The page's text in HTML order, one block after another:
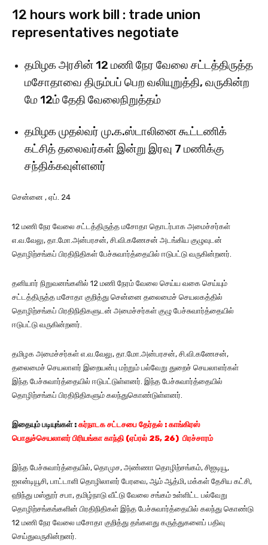
12 hours work bill : trade union
representatives negotiate
தமிழக அரசின் 12 மணி நேர வேலை சட்டத்திருத்த
மசோதாவை திரும்பப் பெற வலியுறுத்தி, வருகின்ற
மே 12ம் தேதி வேலைநிறுத்தம்
தமிழக முதல்வர் மு.க.ஸ்டாலினை கூட்டணிக்
கட்சித் தலைவர்கள் இன்று இரவு 7 மணிக்கு
சந்திக்கவுள்ளனர்
சென்னை , ஏப். 24
12 மணி நேர வேலை சட்டத்திருத்த மசோதா தொடர்பாக அமைச்சர்கள்
எ.வ.வேலு, தா.மோ.அன்பரசன், சி.வி.கணேசன் அடங்கிய குழுவுடன்
தொழிற்சங்கப் பிரதிநிதிகள் பேச்சுவார்த்தையில் ஈடுபட்டு வருகின்றனர்.
தனியார் நிறுவனங்களில் 12 மணி நேரம் வேலை செய்ய வகை செய்யும்
சட்டத்திருத்த மசோதா குறித்து சென்னை தலைமைச் செயலகத்தில்
தொழிற்சங்கப் பிரதிநிதிகளுடன் அமைச்சர்கள் குழு பேச்சுவார்த்தையில்
ஈடுபட்டு வருகின்றனர்.
தமிழக அமைச்சர்கள் எ.வ.வேலு, தா.மோ.அன்பரசன், சி.வி.கணேசன்,
தலைமைச் செயலாளர் இறையன்பு மற்றும் பல்வேறு துறைச் செயலாளர்கள்
இந்த பேச்சுவார்த்தையில் ஈடுபட்டுள்ளனர். இந்த பேச்சுவார்த்தையில்
தொழிற்சங்கப் பிரதிநிதிகளும் கலந்துகொண்டுள்ளனர்.
இதையும் படியுங்கள்: கர்நாடக சட்டசபை தேர்தல் : காங்கிரஸ்
பொதுச்செயலாளர் பிரியங்கா காந்தி (ஏப்ரல் 25, 26) பிரச்சாரம்
இந்த பேச்சுவார்த்தையில், தொமுச, அண்ணா தொழிற்சங்கம், சிஐடியூ,
ஐஎன்டியூசி, பாட்டாளி தொழிலாளர் பேரவை, ஆம் ஆத்மி, மக்கள் தேசிய கட்சி,
ஹிந்து மஸ்தூர் சபா, தமிழ்நாடு வீட்டு வேலை சங்கம் உள்ளிட்ட பல்வேறு
தொழிற்சங்கங்களின் பிரதிநிதிகள் இந்த பேச்சுவார்த்தையில் கலந்து கொண்டு
12 மணி நேர வேலை மசோதா குறித்து தங்களது கருத்துகளைப் பதிவு
செய்துவருகின்றனர்.